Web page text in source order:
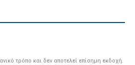
τρόπο και δεν αποτελεί επίσημη εκδοχή.